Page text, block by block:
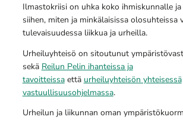
Ilmastokriisi on uhka koko ihmiskunnalle
siihen, miten ja minkälaisissa olosuhteissa
tulevaisuudessa liikkua ja urheilla.
Urheiluyhteisö on sitoutunut
sekä Reilun Pelin ihanteissa ja
tavoitteissaettä urheiluyhteisön yhteisessä
vastuullisuusohjelmassa.
Urheilun ja liikunnan oman